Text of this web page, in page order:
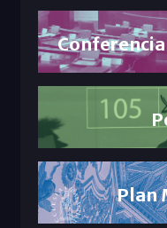
Plan